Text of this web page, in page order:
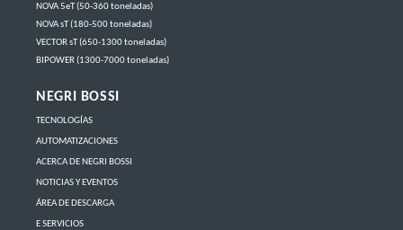
NOVA 5eT (50-360 toneladas)
NOVA sT (180-500 toneladas)
VECTOR sT (650-1300 toneladas)
BIPOWER (1300-7000 toneladas)
NEGRI BOSSI
TECNOLOGÍAS
AUTOMATIZACIONES
ACERCA DE NEGRI BOSSI
NOTICIAS Y EVENTOS
ÁREA DE DESCARGA
E SERVICIOS